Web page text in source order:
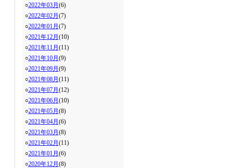
○2022年03月 (6)
○2022年02月 (7)
○2022年01月 (7)
○2021年12月 (10)
○2021年11月 (11)
○2021年10月 (9)
○2021年09月 (9)
○2021年08月 (11)
○2021年07月 (12)
○2021年06月 (10)
○2021年05月 (8)
○2021年04月 (6)
○2021年03月 (8)
○2021年02月 (11)
○2021年01月 (6)
○2020年12月 (8)